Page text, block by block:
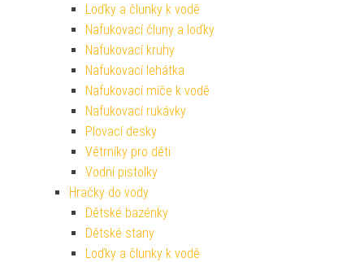
Loďky a člunky k vodě
Nafukovací čluny a loďky
Nafukovací kruhy
Nafukovací lehátka
Nafukovací míče k vodě
Nafukovací rukávky
Plovací desky
Větrníky pro děti
Vodní pistolky
Hračky do vody
Dětské bazénky
Dětské stany
Loďky a člunky k vodě